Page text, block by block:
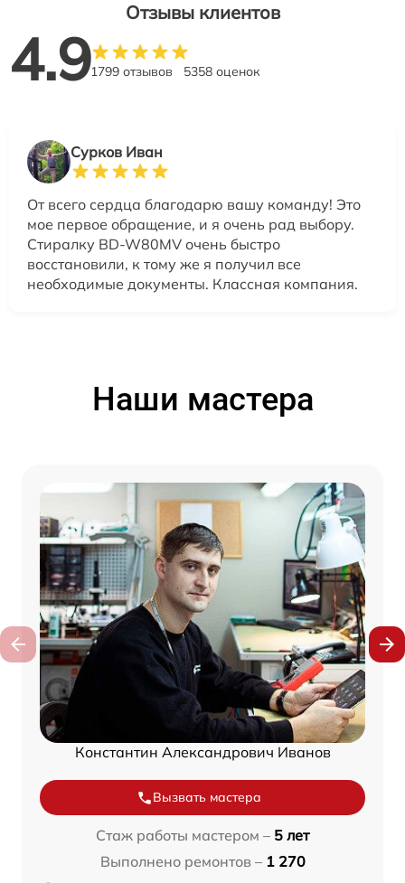
Отзывы клиентов
4.91799 отзывов 5358 оценок
Сурков Иван
От всего сердца благодарю вашу команду! Это
мое первое обращение, и я очень рад выбору.
Стиралку BD-W80MV очень быстро
восстановили, к тому же я получил все
необходимые документы. Классная компания.
Наши мастера
Константин Александрович Иванов
Вызвать мастера
Стаж работы мастером – 5 лет
Выполнено ремонтов – 1 270